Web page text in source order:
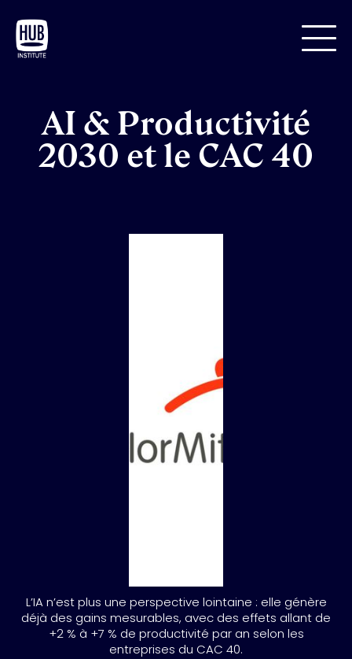
AI & Productivité
2030 et le CAC 40
L’IA n’est plus une perspective lointaine : elle génère
déjà des gains mesurables, avec des effets allant de
+2 % à +7 % de productivité par an selon les
entreprises du CAC 40.